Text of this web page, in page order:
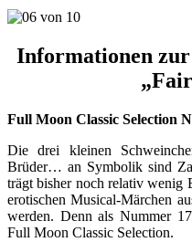
Informationen
Full Moon Classic Selection
Die drei kleinen
Brüder… an Symbolik sind
trägt bisher noch relativ wenig
erotischen Musical-Märchen
werden. Denn als Nummer
Full Moon Classic Selection.